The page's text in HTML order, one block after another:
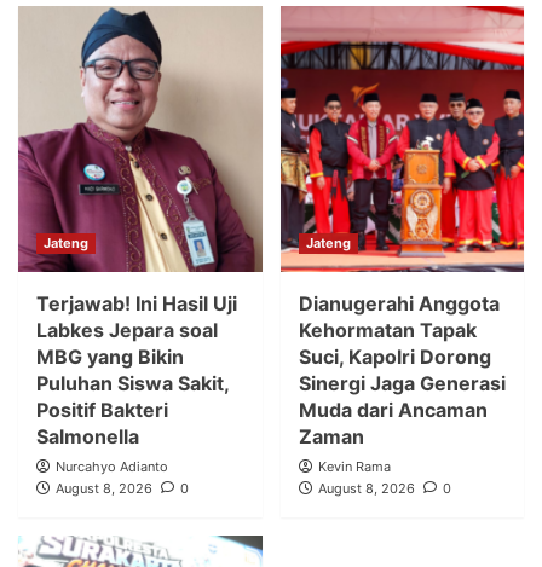
Jateng
Terjawab! Ini Hasil Uji
Labkes Jepara soal
MBG yang Bikin
Puluhan Siswa Sakit,
Positif Bakteri
Salmonella
Nurcahyo Adianto
August 8, 2026
0
Jateng
Dianugerahi Anggota
Kehormatan Tapak
Suci, Kapolri Dorong
Sinergi Jaga Generasi
Muda dari Ancaman
Zaman
Kevin Rama
August 8, 2026
0